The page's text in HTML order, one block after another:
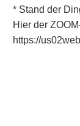
* Stand der
Hier der
https://